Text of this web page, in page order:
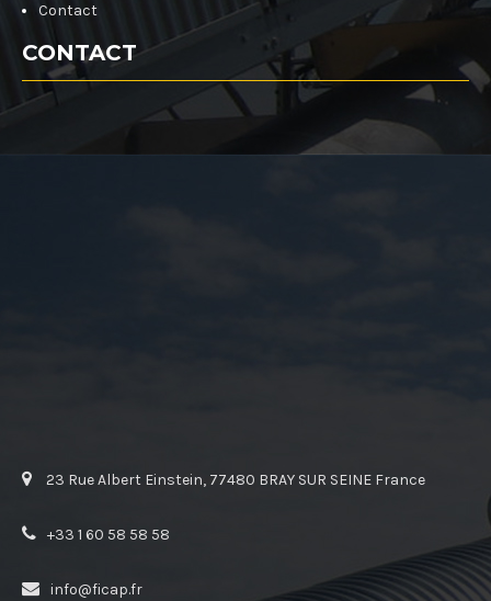
Contact
CONTACT
23 Rue Albert Einstein, 77480 BRAY SUR SEINE France
+33 1 60 58 58 58
info@ficap.fr